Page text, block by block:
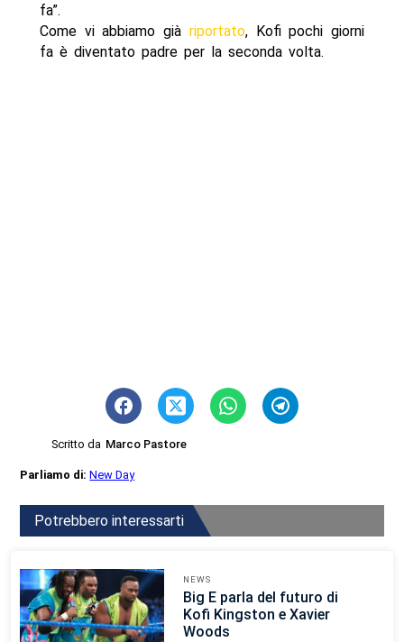
fa”.
Come vi abbiamo già riportato, Kofi pochi giorni
fa è diventato padre per la seconda volta.
Scritto da Marco Pastore
Parliamo di:New Day
Potrebbero interessarti
NEWS
Big E parla del futuro di
Kofi Kingston e Xavier
Woods